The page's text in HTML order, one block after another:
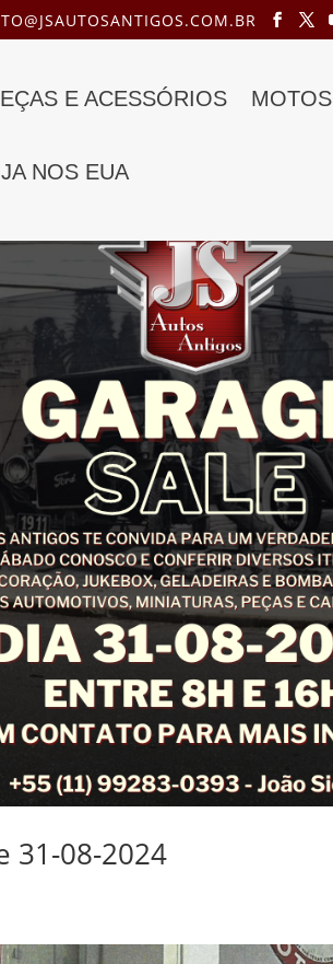
E ACESSÓRIOS MOTOS
NOS EUA
31-08-2024